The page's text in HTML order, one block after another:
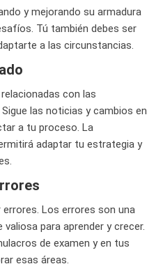
y mejorando su armadura
Tú también debes ser
a las circunstancias.
con las
las noticias y cambios en
a tu proceso. La
adaptar tu estrategia y
Los errores son una
para aprender y crecer.
de examen y en tus
esas áreas.